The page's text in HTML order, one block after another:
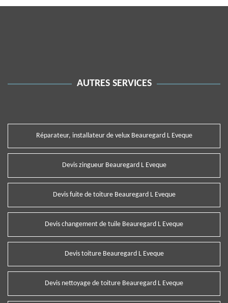
AUTRES SERVICES
Réparateur, installateur de velux Beauregard L Eveque
Devis zingueur Beauregard L Eveque
Devis fuite de toiture Beauregard L Eveque
Devis changement de tuile Beauregard L Eveque
Devis toiture Beauregard L Eveque
Devis nettoyage de toiture Beauregard L Eveque